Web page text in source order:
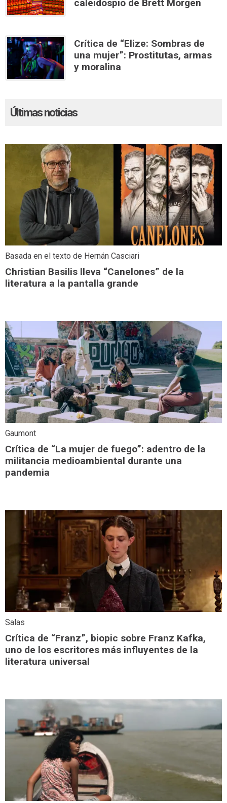
caleidospio de Brett Morgen
Crítica de “Elize: Sombras de
una mujer”: Prostitutas, armas
y moralina
Últimas noticias
Basada en el texto de Hernán Casciari
Christian Basilis lleva “Canelones” de la
literatura a la pantalla grande
Gaumont
Crítica de “La mujer de fuego”: adentro de la
militancia medioambiental durante una
pandemia
Salas
Crítica de “Franz”, biopic sobre Franz Kafka,
uno de los escritores más influyentes de la
literatura universal